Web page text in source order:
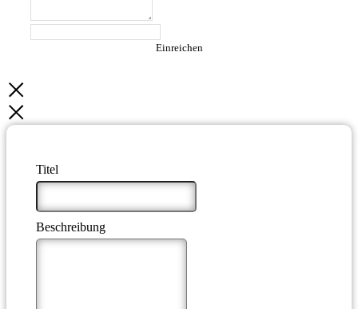
Einreichen
Titel
Beschreibung